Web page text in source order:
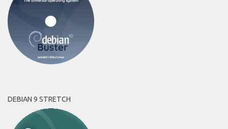
DEBIAN 9 STRETCH